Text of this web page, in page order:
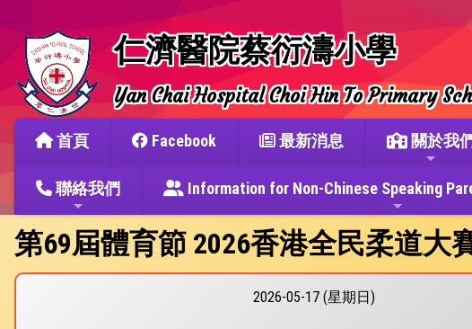
仁濟醫院蔡衍濤小學
Yan Chai Hospital Choi Hin To Primary
首頁 Facebook 最新消息 關於我
聯絡我們 Information for Non-Chinese Speaking
第69屆體育節 2026香港全民柔道大
2026-05-17 (星期日)